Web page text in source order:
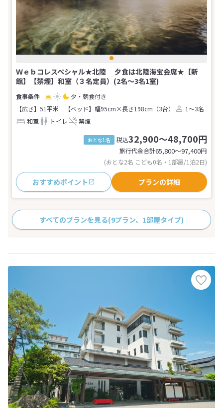
Ｗｅｂコレスペシャル★北陸 夕食は北陸海宝会席★【新
館】【禁煙】和室（３名定員）(2名～3名1室)
夕・朝食付き
【広さ】51平米
【ベッド】幅95cm×長さ198cm（3台）
1～3名
和室
トイレ 禁煙
おとな1名 税込32,900～48,700円
旅行代金合計65,800〜97,400円
(おとな2名 こども0名・1部屋/1泊2日)
おすすめポイント プランの詳細
すべてのプランを見る(9プラン、1部屋タイプ)